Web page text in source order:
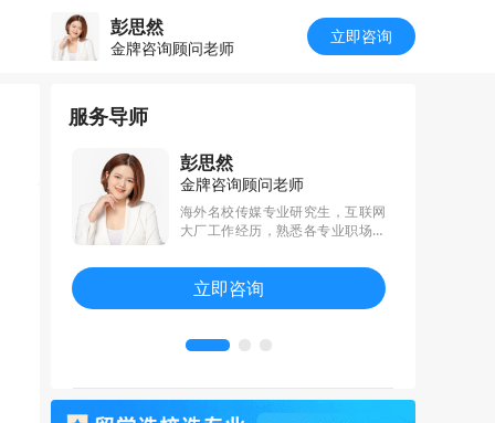
彭思然
金牌咨询顾问老师
立即咨询
服务导师
彭思然
金牌咨询顾问老师
海外名校传媒专业研究生，互联网
大厂工作经历，熟悉各专业职场发
导。辅导学生冲击英港新澳地区名
校项目，专注于挖掘学生优势，制
定个性化申请方案，帮助学生全方
立即咨询